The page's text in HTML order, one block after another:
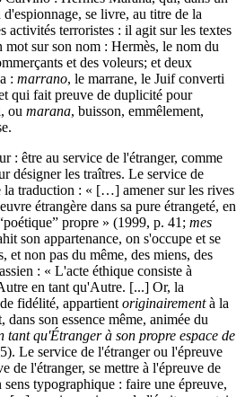
se livre, au titre de la
activités terroristes : il agit sur les textes
sur son nom : Hermès, le nom du
et des voleurs; et deux
: marrano, le marrane, le Juif converti
qui fait preuve de duplicité pour
ou marana, buisson, emmêlement,
: être au service de l'étranger, comme
désigner les traîtres. Le service de
la traduction : « […] amener sur les rives
étrangère dans sa pure étrangeté, en
propre » (1999, p. 41; mes
son appartenance, on s'occupe et se
et non pas du même, des miens, des
: « L'acte éthique consiste à
en tant qu'Autre. [...] Or, la
fidélité, appartient originairementà la
son essence même, animée du
qu'Étranger à son propre espace de
Le service de l'étranger ou l'épreuve
de l'étranger, se mettre à l'épreuve de
sens typographique : faire une épreuve,